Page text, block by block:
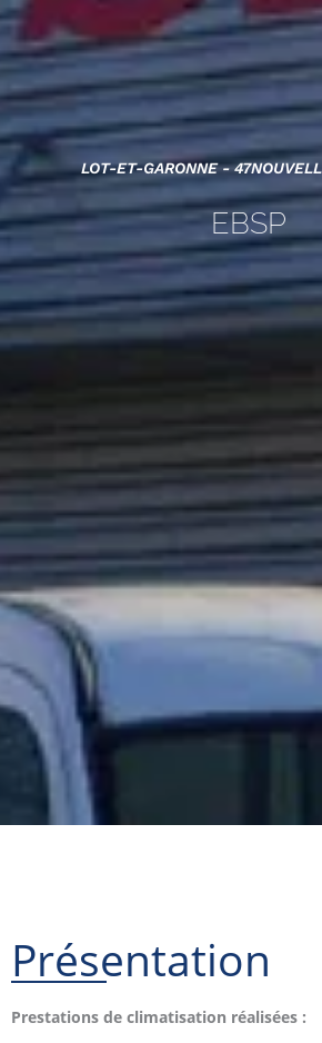
LOT-ET-GARONNE - 47
EBSP
Présentation
Prestations de climatisation réalisées :